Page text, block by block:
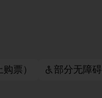
票） 部分无障碍